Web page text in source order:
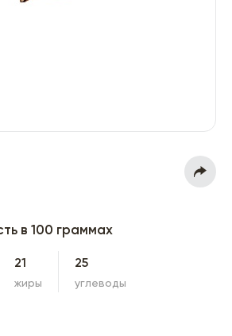
в 100 граммах
21
жиры
25
углеводы